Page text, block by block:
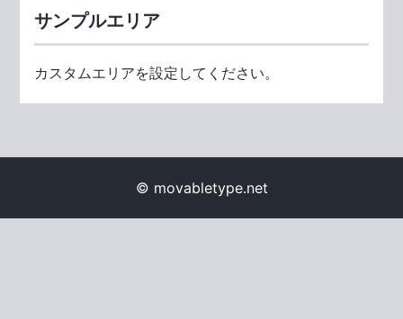
サンプルエリア
カスタムエリアを設定してください。
© movabletype.net